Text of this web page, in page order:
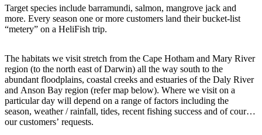
up
Target species include barramundi, salmon, mangrove jack and
more. Every season one or more customers land their bucket-list
“metery” on a HeliFish trip.
The habitats we visit stretch from the Cape Hotham and Mary River
region (to the north east of Darwin) all the way south to the
abundant floodplains, coastal creeks and estuaries of the Daly River
and Anson Bay region (refer map below). Where we visit on a
particular day will depend on a range of factors including the
season, weather / rainfall, tides, recent fishing success and of course
our customers’ requests.